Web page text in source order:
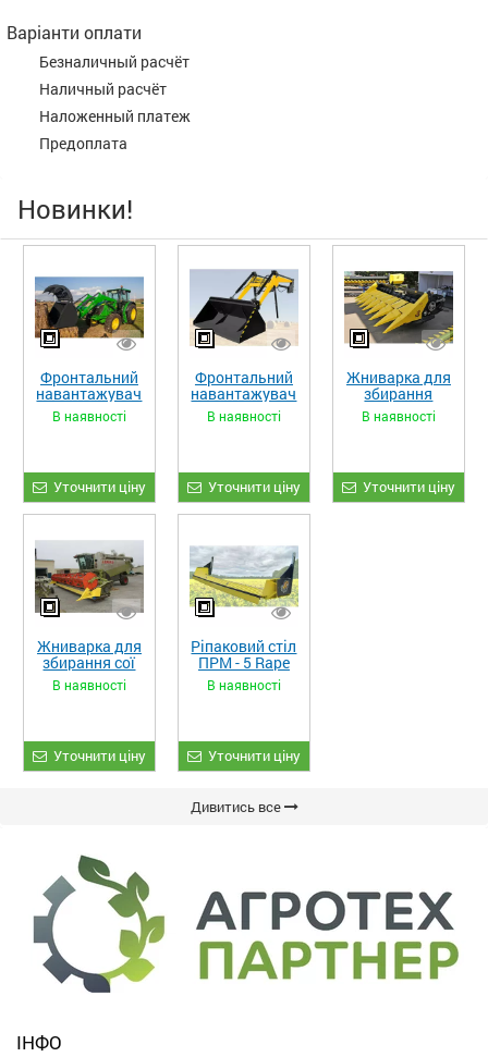
Варіанти оплати
Безналичный расчёт
Наличный расчёт
Наложенный платеж
Предоплата
Новинки!
Фронтальний
навантажувач
«STRONG XL»
В наявності
Уточнити ціну
Фронтальний
навантажувач
«STRONG»
В наявності
Уточнити ціну
Жниварка для
збирання
кукурудзи
ЖКИ-870
В наявності
Уточнити ціну
Жниварка для
збирання сої
та гороху
«ETTARO»
В наявності
Уточнити ціну
Ріпаковий стіл
ПРМ - 5 Rape
Fiore
В наявності
Уточнити ціну
Дивитись все
ІНФО